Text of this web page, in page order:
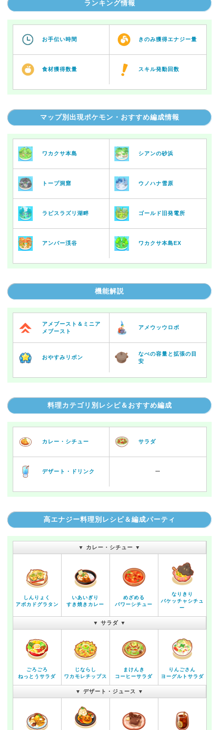
ランキング情報
お手伝い時間 きのみ獲得エナジー量
食材獲得数量 スキル発動回数
マップ別出現ポケモン・おすすめ編成情報
ワカクサ本島 シアンの砂浜
トープ洞窟 ウノハナ雪原
ラピスラズリ湖畔 ゴールド旧発電所
アンバー渓谷 ワカクサ本島EX
機能解説
アメブースト＆ミニア
メブースト
アメウッウロボ
おやすみリボン
なべの容量と拡張の目
安
料理カテゴリ別レシピ＆おすすめ編成
カレー・シチュー サラダ
デザート・ドリンク ー
高エナジー料理別レシピ＆編成パーティ
▼ カレー・シチュー ▼
しんりょく
アボカドグラタン
いあいぎり
すき焼きカレー
めざめる
パワーシチュー
なりきり
バケッチャシチュ
ー
▼ サラダ ▼
ごろごろ
ねっとうサラダ
じならし
ワカモレチップス
まけんき
コーヒーサラダ
りんごさん
ヨーグルトサラダ
▼ デザート・ジュース ▼